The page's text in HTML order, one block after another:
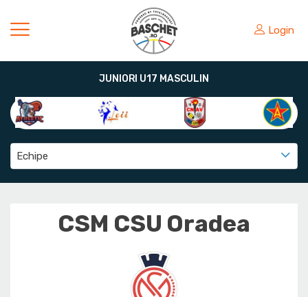
Login
JUNIORI U17 MASCULIN
Echipe
CSM CSU Oradea